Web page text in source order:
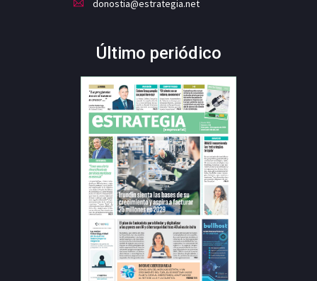
donostia@estrategia.net
Último periódico